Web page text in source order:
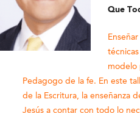
Que
modelo
Pedagogo de la fe. En este
de la Escritura, la enseñanza
Jesús a contar con todo lo